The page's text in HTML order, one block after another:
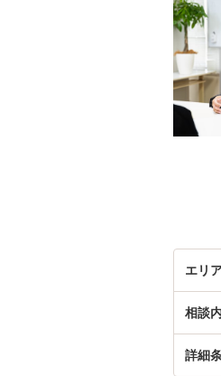
エリ
相談
詳細